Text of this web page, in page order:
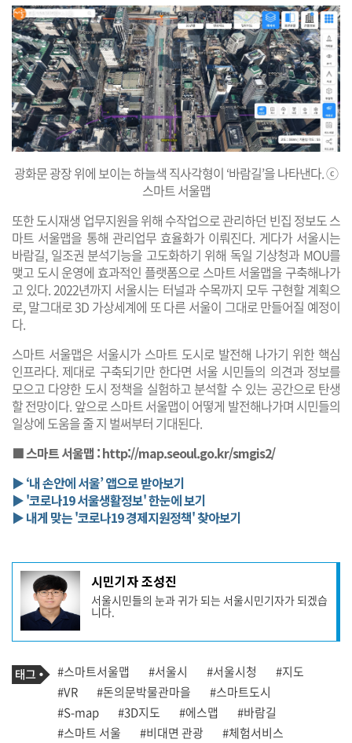
광화문 광장 위에 보이는 하늘색 직사각형이 ‘바람길’을 나타낸다. ⓒ
스마트 서울맵
또한 도시재생 업무지원을 위해 수작업으로 관리하던 빈집 정보도 스
마트 서울맵을 통해 관리업무 효율화가 이뤄진다. 게다가 서울시는
바람길, 일조권 분석기능을 고도화하기 위해 독일 기상청과 MOU를
맺고 도시 운영에 효과적인 플랫폼으로 스마트 서울맵을 구축해나가
고 있다. 2022년까지 서울시는 터널과 수목까지 모두 구현할 계획으
로, 말그대로 3D 가상세계에 또 다른 서울이 그대로 만들어질 예정이
다.
스마트 서울맵은 서울시가 스마트 도시로 발전해 나가기 위한 핵심
인프라다. 제대로 구축되기만 한다면 서울 시민들의 의견과 정보를
모으고 다양한 도시 정책을 실험하고 분석할 수 있는 공간으로 탄생
할 전망이다. 앞으로 스마트 서울맵이 어떻게 발전해나가며 시민들의
일상에 도움을 줄 지 벌써부터 기대된다.
■ 스마트 서울맵 :http://map.seoul.go.kr/smgis2/
▶ ‘내 손안에 서울’ 앱으로 받아보기
▶ '코로나19 서울생활정보' 한눈에 보기
▶ 내게 맞는 '코로나19 경제지원정책' 찾아보기
기
사
성
자
프
필
시민기자 조성진
서울시민들의 눈과 귀가 되는 서울시민기자가 되겠습
니다.
기
사
관
련
태
그
태
그
#스마트서울맵 #서울시 #서울시청
#지도
#VR
#돈의문박물관마을
#스마트도시
#S-map
#3D지도 #에스맵
#바람길
#스마트 서울
#비대면 관광
#체험서비스